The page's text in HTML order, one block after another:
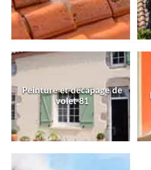
Peinture et décapage de
volet 81